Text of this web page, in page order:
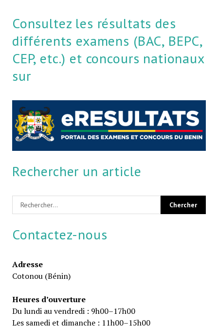
Consultez les résultats des
différents examens (BAC, BEPC,
CEP, etc.) et concours nationaux
sur
Rechercher un article
Contactez-nous
Adresse
Cotonou (Bénin)
Heures d’ouverture
Du lundi au vendredi : 9h00–17h00
Les samedi et dimanche : 11h00–15h00